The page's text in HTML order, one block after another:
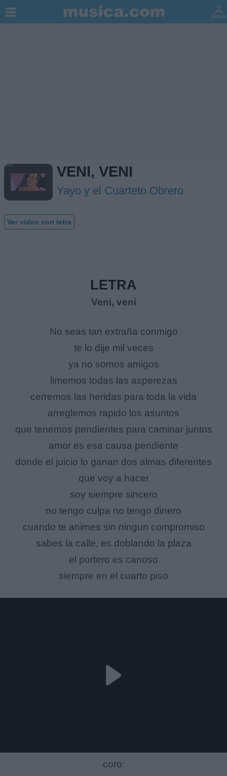
VENI, VENI
Yayo y el Cuarteto Obrero
Ver vídeo con letra
LETRA
Veni, veni
No seas tan extraña conmigo
te lo dije mil veces
ya no somos amigos
limemos todas las asperezas
cerremos las heridas para toda la vida
arreglemos rapido los asuntos
que tenemos pendientes para caminar juntos
amor es esa causa pendiente
donde el juicio lo ganan dos almas diferentes
que voy a hacer
soy siempre sincero
no tengo culpa no tengo dinero
cuando te animes sin ningun compromiso
sabes la calle, es doblando la plaza
el portero es canoso
siempre en el cuarto piso
coro: